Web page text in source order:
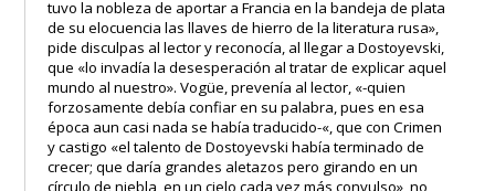
tuvo la nobleza de aportar a Francia en la bandeja de plata
de su elocuencia las llaves de hierro de la literatura rusa»,
pide disculpas al lector y reconocía, al llegar a Dostoyevski,
que «lo invadía la desesperación al tratar de explicar aquel
mundo al nuestro». Vogüe, prevenía al lector, «-quien
forzosamente debía confiar en su palabra, pues en esa
época aun casi nada se había traducido-«, que con Crimen
y castigo «el talento de Dostoyevski había terminado de
crecer; que daría grandes aletazos pero girando en un
círculo de niebla, en un cielo cada vez más convulso», no